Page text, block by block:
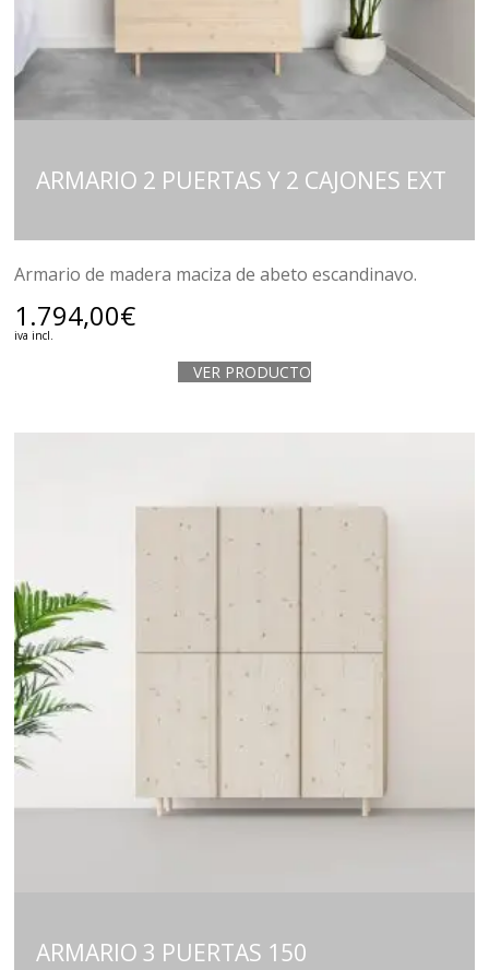
ARMARIO 2 PUERTAS Y 2 CAJONES EXT
Armario de madera maciza de abeto escandinavo.
1.794,00€
iva incl.
VER PRODUCTO
ARMARIO 3 PUERTAS 150